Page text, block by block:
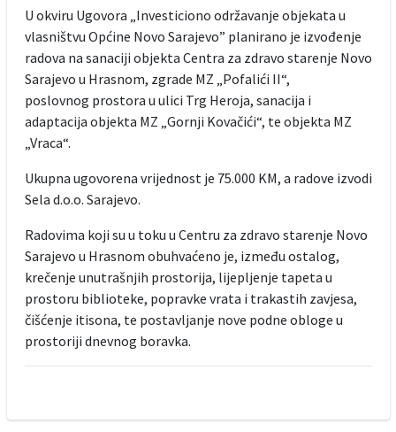
U okviru Ugovora „Investiciono održavanje objekata u
vlasništvu Općine Novo Sarajevo” planirano je izvođenje
radova na sanaciji objekta Centra za zdravo starenje Novo
Sarajevo u Hrasnom, zgrade MZ „Pofalići II“,
poslovnog prostora u ulici Trg Heroja, sanacija i
adaptacija objekta MZ „Gornji Kovačići“, te objekta MZ
„Vraca“.
Ukupna ugovorena vrijednost je 75.000 KM, a radove izvodi
Sela d.o.o. Sarajevo.
Radovima koji su u toku u Centru za zdravo starenje Novo
Sarajevo u Hrasnom obuhvaćeno je, između ostalog,
krečenje unutrašnjih prostorija, lijepljenje tapeta u
prostoru biblioteke, popravke vrata i trakastih zavjesa,
čišćenje itisona, te postavljanje nove podne obloge u
prostoriji dnevnog boravka.